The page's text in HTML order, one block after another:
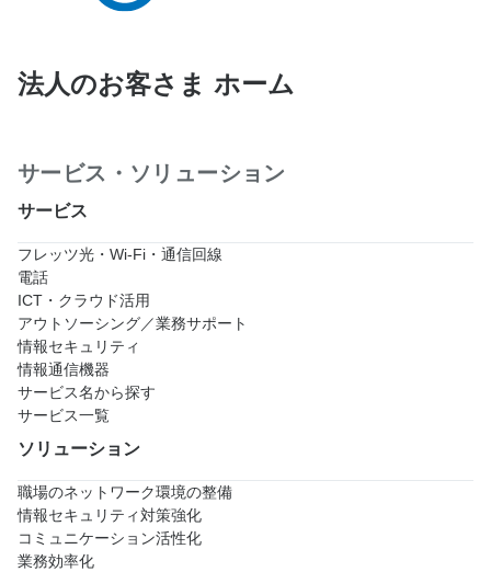
法人のお客さま ホーム
サービス・ソリューション
サービス
フレッツ光・Wi-Fi・通信回線
電話
ICT・クラウド活用
アウトソーシング／業務サポート
情報セキュリティ
情報通信機器
サービス名から探す
サービス一覧
ソリューション
職場のネットワーク環境の整備
情報セキュリティ対策強化
コミュニケーション活性化
業務効率化